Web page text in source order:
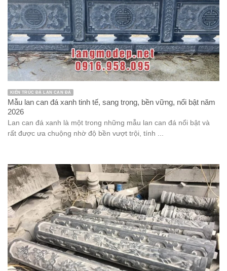
KIẾN TRÚC ĐÁ LAN CAN ĐÁ
Mẫu lan can đá xanh tinh tế, sang trọng, bền vững, nổi bật năm
2026
Lan can đá xanh là một trong những mẫu lan can đá nổi bật và
rất được ưa chuộng nhờ độ bền vượt trội, tính ...